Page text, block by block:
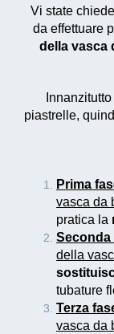
Vi state
da effettuare
della vasca
piastrelle,
Prima
vasca da
pratica la
Seconda
della
tubature
Terza
vasca da